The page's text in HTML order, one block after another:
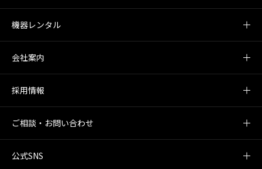
機器レンタル
会社案内
採用情報
ご相談・お問い合わせ
公式SNS